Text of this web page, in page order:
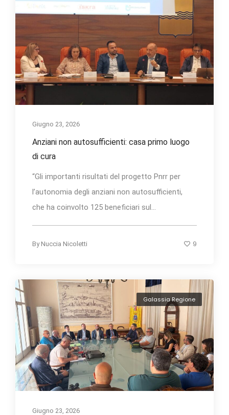
Giugno 23, 2026
Anziani non autosufficienti: casa primo luogo
di cura
“Gli importanti risultati del progetto Pnrr per
l’autonomia degli anziani non autosufficienti,
che ha coinvolto 125 beneficiari sul...
By Nuccia Nicoletti 9
Galassia Regione
Giugno 23, 2026